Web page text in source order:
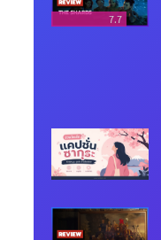
7.7